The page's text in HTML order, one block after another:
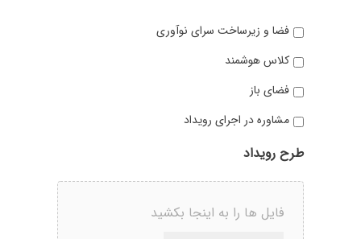
فضا و زیرساخت سرای نوآوری
کلاس هوشمند
فضای باز
مشاوره در اجرای رویداد
طرح رویداد
فایل ها را به اینجا بکشید